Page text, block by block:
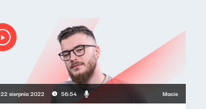
22 sierpnia 2022 56:54 Maciej Jankowski,